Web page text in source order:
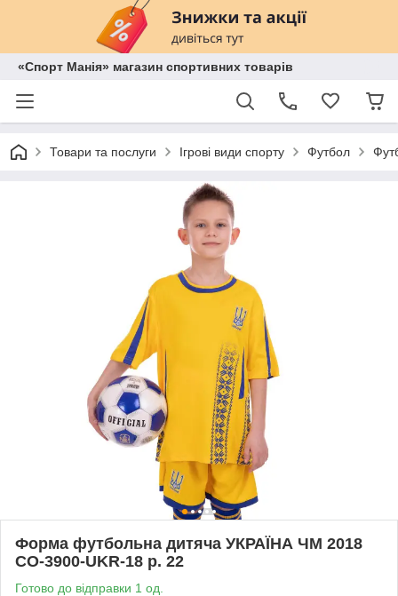
«Спорт Манія» магазин спортивних товарів
Товари та послуги Ігрові види спорту Футбол
Форма футбольна дитяча УКРАЇНА ЧМ 2018
CO-3900-UKR-18 р. 22
Готово до відправки 1 од.